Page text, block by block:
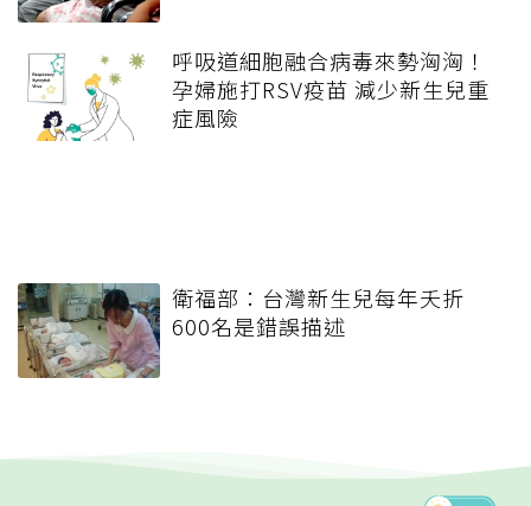
呼吸道細胞融合病毒來勢洶洶！
孕婦施打RSV疫苗 減少新生兒重
症風險
衛福部：台灣新生兒每年夭折
600名是錯誤描述